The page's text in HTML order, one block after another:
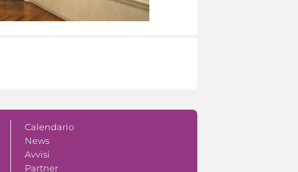
Calendario
News
Avvisi
Partner